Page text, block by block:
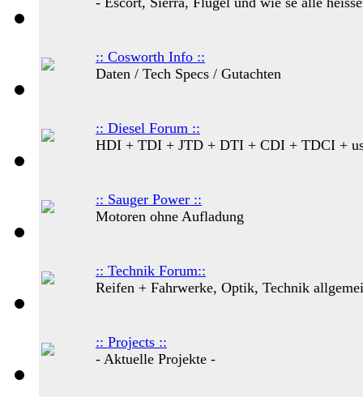
:: Cosworth Info ::
Daten / Tech Specs / Gutachten
:: Diesel Forum ::
HDI + TDI + JTD + DTI + CDI + TDCI +
:: Sauger Power ::
Motoren ohne Aufladung
:: Technik Forum::
Reifen + Fahrwerke, Optik, Technik
:: Projects ::
- Aktuelle Projekte -